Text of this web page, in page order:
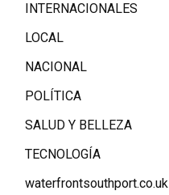
INTERNACIONALES
LOCAL
NACIONAL
POLÍTICA
SALUD Y BELLEZA
TECNOLOGÍA
waterfrontsouthport.co.uk